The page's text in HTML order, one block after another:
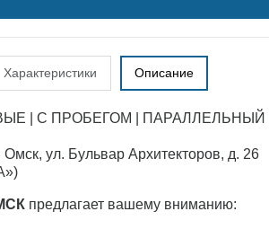
Характеристики Описание
| С ПРОБЕГОМ | ПАРАЛЛЕЛЬНЫЙ
ул. Бульвар Архитекторов, д. 26
предлагает вашему вниманию: